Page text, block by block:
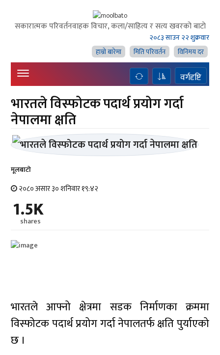
सकारात्मक परिवर्तनवाहक विचार, कला/साहित्य र सत्य खवरको बाटाे
२०८३ साउन २२ शुक्रवार
हाम्राे बारेमा
मिति परिवर्तन विनिमय दर
वर्गदृष्टि
भारतले विस्फोटक पदार्थ प्रयोग गर्दा
नेपालमा क्षति
मूलबाटाे
२०८० असार ३० शनिवार १९:४२
1.5K
shares
भारतले आफ्नो क्षेत्रमा सडक निर्माणका क्रममा
विस्फोटक पदार्थ प्रयोग गर्दा नेपालतर्फ क्षति पुर्याएको
छ ।